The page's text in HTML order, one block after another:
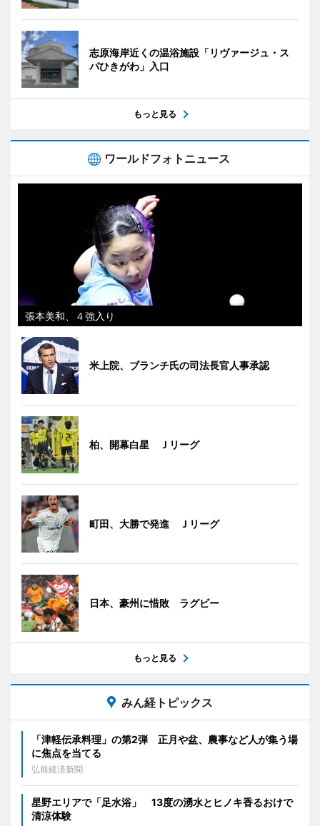
志原海岸近くの温浴施設「リヴァージュ・ス
パひきがわ」入口
もっと見る
ワールドフォトニュース
張本美和、４強入り
米上院、ブランチ氏の司法長官人事承認
柏、開幕白星 Ｊリーグ
町田、大勝で発進 Ｊリーグ
日本、豪州に惜敗 ラグビー
もっと見る
みん経トピックス
「津軽伝承料理」の第2弾 正月や盆、農事など人が集う場
に焦点を当てる
弘前経済新聞
星野エリアで「足水浴」 13度の湧水とヒノキ香るおけで
清涼体験